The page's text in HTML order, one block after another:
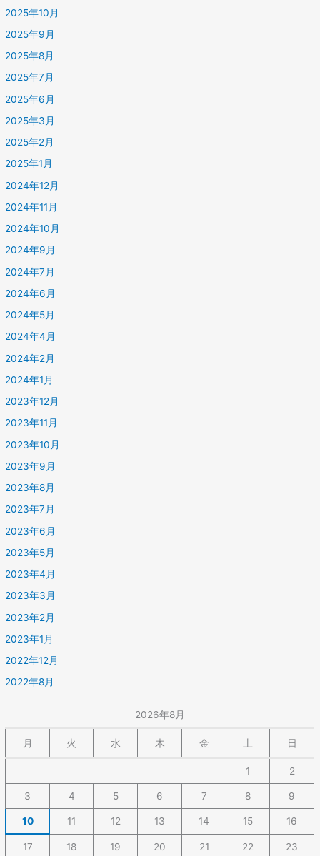
2025年10月
2025年9月
2025年8月
2025年7月
2025年6月
2025年3月
2025年2月
2025年1月
2024年12月
2024年11月
2024年10月
2024年9月
2024年7月
2024年6月
2024年5月
2024年4月
2024年2月
2024年1月
2023年12月
2023年11月
2023年10月
2023年9月
2023年8月
2023年7月
2023年6月
2023年5月
2023年4月
2023年3月
2023年2月
2023年1月
2022年12月
2022年8月
2026年8月
月 火 水 木 金 土 日
1 2
3 4 5 6 7 8 9
10 11 12 13 14 15 16
17 18 19 20 21 22 23